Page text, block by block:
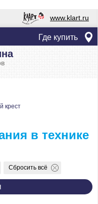
www.klart.ru
Где купить
крест
в технике
Сбросить всё